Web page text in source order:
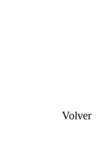
Volver